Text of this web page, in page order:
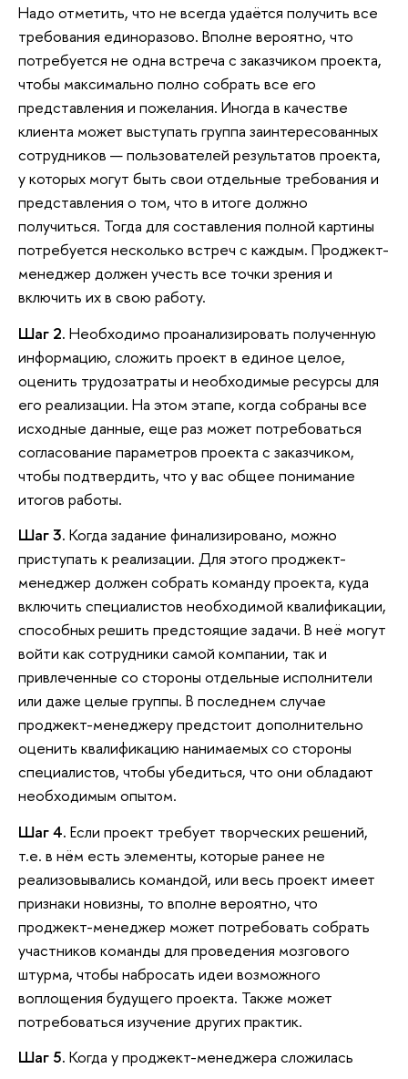
Надо отметить, что не всегда удаётся получить все
требования единоразово. Вполне вероятно, что
потребуется не одна встреча с заказчиком проекта,
чтобы максимально полно собрать все его
представления и пожелания. Иногда в качестве
клиента может выступать группа заинтересованных
сотрудников — пользователей результатов проекта,
у которых могут быть свои отдельные требования и
представления о том, что в итоге должно
получиться. Тогда для составления полной картины
потребуется несколько встреч с каждым. Проджект-
менеджер должен учесть все точки зрения и
включить их в свою работу.
Шаг 2. Необходимо проанализировать полученную
информацию, сложить проект в единое целое,
оценить трудозатраты и необходимые ресурсы для
его реализации. На этом этапе, когда собраны все
исходные данные, еще раз может потребоваться
согласование параметров проекта с заказчиком,
чтобы подтвердить, что у вас общее понимание
итогов работы.
Шаг 3. Когда задание финализировано, можно
приступать к реализации. Для этого проджект-
менеджер должен собрать команду проекта, куда
включить специалистов необходимой квалификации,
способных решить предстоящие задачи. В неё могут
войти как сотрудники самой компании, так и
привлеченные со стороны отдельные исполнители
или даже целые группы. В последнем случае
проджект-менеджеру предстоит дополнительно
оценить квалификацию нанимаемых со стороны
специалистов, чтобы убедиться, что они обладают
необходимым опытом.
Шаг 4. Если проект требует творческих решений,
т.е. в нём есть элементы, которые ранее не
реализовывались командой, или весь проект имеет
признаки новизны, то вполне вероятно, что
проджект-менеджер может потребовать собрать
участников команды для проведения мозгового
штурма, чтобы набросать идеи возможного
воплощения будущего проекта. Также может
потребоваться изучение других практик.
Шаг 5. Когда у проджект-менеджера сложилась